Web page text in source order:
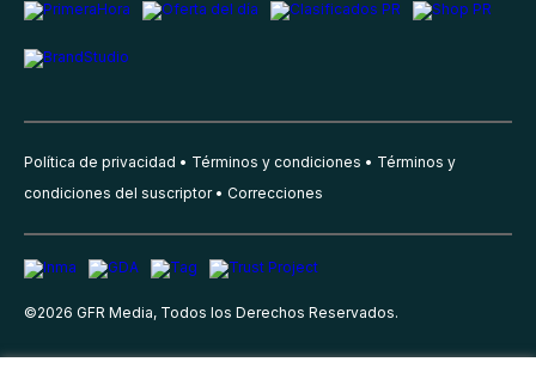
Política de privacidad Términos y condiciones
Términos y
condiciones del suscriptor
Correcciones
©2026 GFR Media, Todos los Derechos Reservados.